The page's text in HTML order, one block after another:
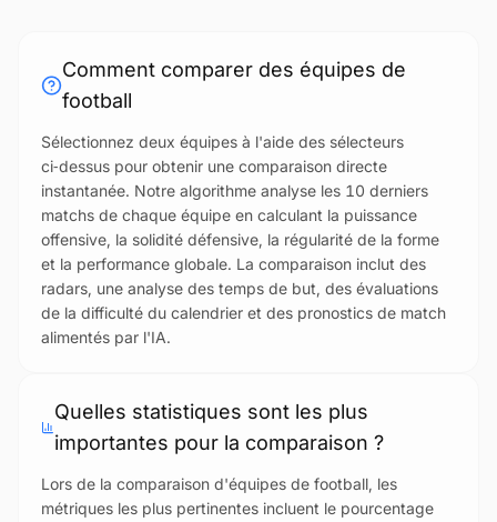
Comment comparer des équipes de
football
Sélectionnez deux équipes à l'aide des sélecteurs
ci‑dessus pour obtenir une comparaison directe
instantanée. Notre algorithme analyse les 10 derniers
matchs de chaque équipe en calculant la puissance
offensive, la solidité défensive, la régularité de la forme
et la performance globale. La comparaison inclut des
radars, une analyse des temps de but, des évaluations
de la difficulté du calendrier et des pronostics de match
alimentés par l'IA.
Quelles statistiques sont les plus
importantes pour la comparaison ?
Lors de la comparaison d'équipes de football, les
métriques les plus pertinentes incluent le pourcentage